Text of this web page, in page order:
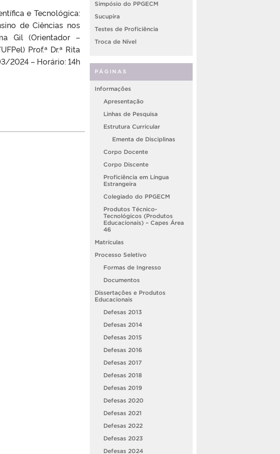
e Tecnológica:
de Ciências nos
Gil (Orientador –
Prof.ª Dr.ª Rita
2024 – Horário: 14h
Simpósio do PPGECM
Sucupira
Testes de Proficiência
Troca de Nível
PÁGINAS
Informações
Apresentação
Linhas de Pesquisa
Estrutura Curricular
Ementa de Disciplinas
Corpo Docente
Corpo Discente
Proficiência em Língua
Estrangeira
Colegiado do PPGECM
Produtos Técnico-
Tecnológicos (Produtos
Educacionais) – Capes Área
46
Matrículas
Processo Seletivo
Formas de Ingresso
Documentos
Dissertações e Produtos
Educacionais
Defesas 2013
Defesas 2014
Defesas 2015
Defesas 2016
Defesas 2017
Defesas 2018
Defesas 2019
Defesas 2020
Defesas 2021
Defesas 2022
Defesas 2023
Defesas 2024